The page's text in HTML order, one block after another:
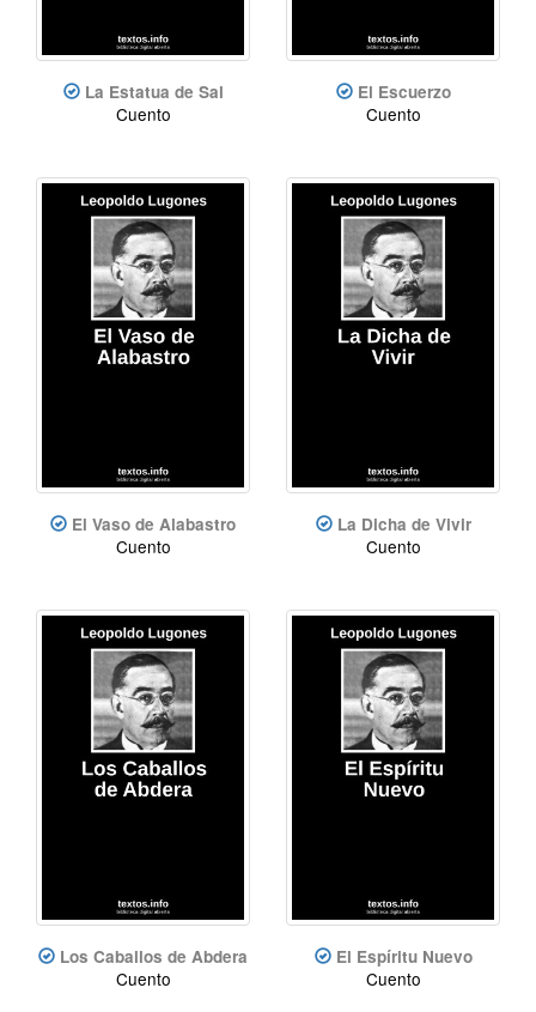
La Estatua de Sal
Cuento
El Escuerzo
Cuento
El Vaso de Alabastro
Cuento
La Dicha de Vivir
Cuento
Los Caballos de Abdera
Cuento
El Espíritu Nuevo
Cuento